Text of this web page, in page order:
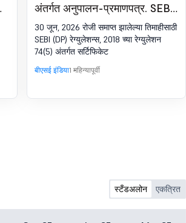
अंतर्गत अनुपालन-प्रमाणपत्र. SEBI
(DP) रेग्युलेशन्स, 2018 चे 74 (5)
30 जून, 2026 रोजी समाप्त झालेल्या तिमाहीसाठी
SEBI (DP) रेग्युलेशन्स, 2018 च्या रेग्युलेशन
74(5) अंतर्गत सर्टिफिकेट
बीएसई इंडिया1 महिन्यापूर्वी
स्टँडअलोन एकत्रित